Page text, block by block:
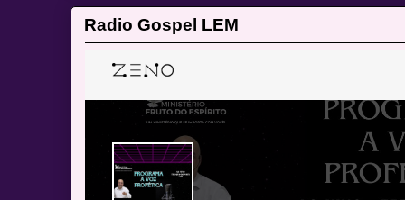
Radio Gospel LEM